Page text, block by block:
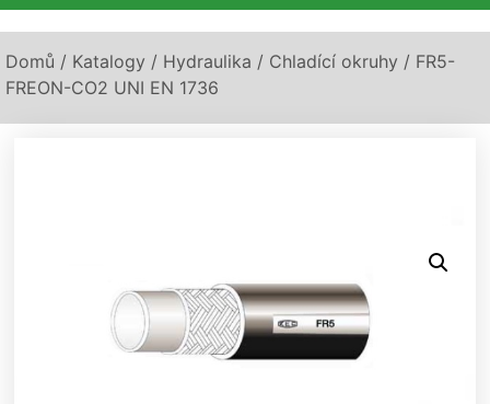
Domů / Katalogy / Hydraulika / Chladící okruhy / FR5-
FREON-CO2 UNI EN 1736